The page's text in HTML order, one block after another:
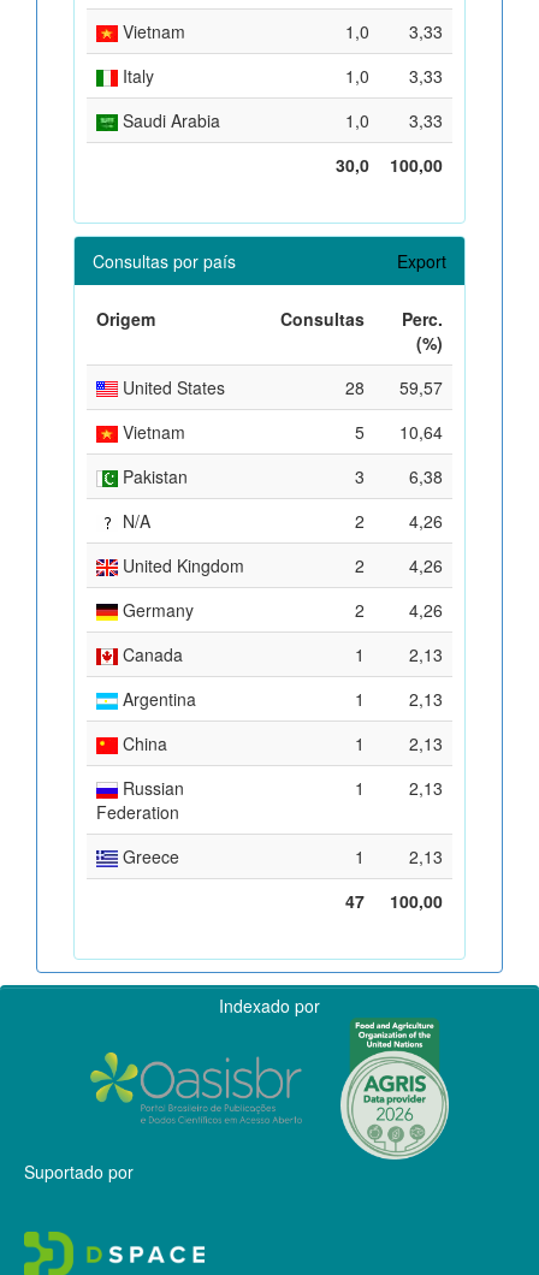
Vietnam 1,0
3,33
Italy
1,0
3,33
Saudi Arabia
1,0
3,33
30,0
100,00
Consultas por país Export
Origem Consultas
Perc.
(%)
United States
28
59,57
Vietnam
5
10,64
Pakistan
3
6,38
N/A
2
4,26
United Kingdom
2
4,26
Germany
2
4,26
Canada
1
2,13
Argentina
1
2,13
China
1
2,13
Russian
Federation
1 2,13
Greece 1
2,13
47
100,00
Indexado por
Suportado por